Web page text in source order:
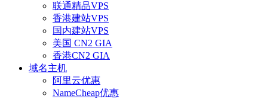
联通精品VPS
香港建站VPS
国内建站VPS
美国 CN2 GIA
香港CN2 GIA
域名主机
阿里云优惠
NameCheap优惠